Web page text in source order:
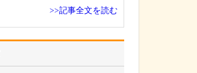
>>記事全文を読む